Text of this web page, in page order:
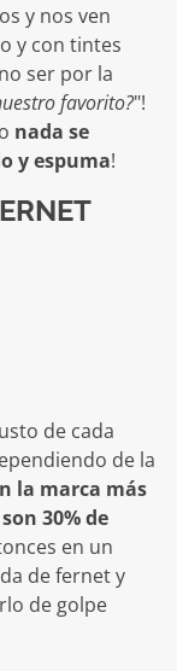
y nos ven
y con tintes
ser por la
favorito?"!
nada se
y espuma!
de cada
de la
la marca más
30% de
en un
de fernet y
de golpe